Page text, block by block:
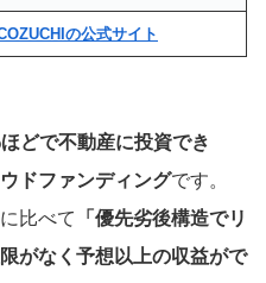
の公式サイト
どで不動産に投資でき
ドファンディングです。
比べて
「優先劣後構造でリ
がなく予想以上の収益がで